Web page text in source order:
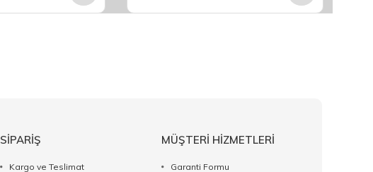
SİPARİŞ
Kargo ve Teslimat
MÜŞTERİ HİZMETLERİ
Garanti Formu